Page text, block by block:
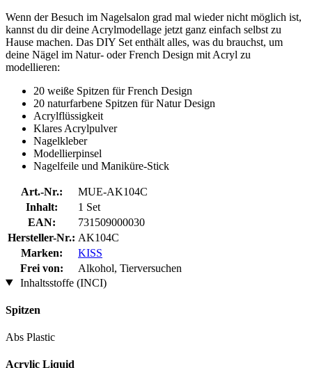
Wenn der Besuch im Nagelsalon grad mal wieder nicht möglich ist,
kannst du dir deine Acrylmodellage jetzt ganz einfach selbst zu
Hause machen. Das DIY Set enthält alles, was du brauchst, um
deine Nägel im Natur- oder French Design mit Acryl zu
modellieren:
20 weiße Spitzen für French Design
20 naturfarbene Spitzen für Natur Design
Acrylflüssigkeit
Klares Acrylpulver
Nagelkleber
Modellierpinsel
Nagelfeile und Maniküre-Stick
Art.-Nr.:
MUE-AK104C
Inhalt:
1 Set
EAN:
731509000030
Hersteller-Nr.: AK104C
Marken:
KISS
Frei von:
Alkohol, Tierversuchen
Inhaltsstoffe (INCI)
Spitzen
Abs Plastic
Acrylic Liquid